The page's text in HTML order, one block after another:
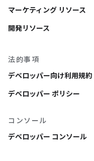
マーケティング リソース
開発リソース
法的事項
デベロッパー向け利用規約
デベロッパー ポリシー
コンソール
デベロッパー コンソール